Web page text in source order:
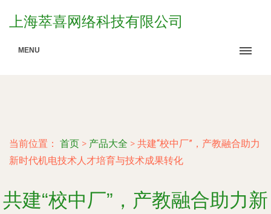
上海萃喜网络科技有限公司
MENU
当前位置： 首页 > 产品大全 > 共建“校中厂”，产教融合助力
新时代机电技术人才培育与技术成果转化
共建“校中厂”，产教融合助力新